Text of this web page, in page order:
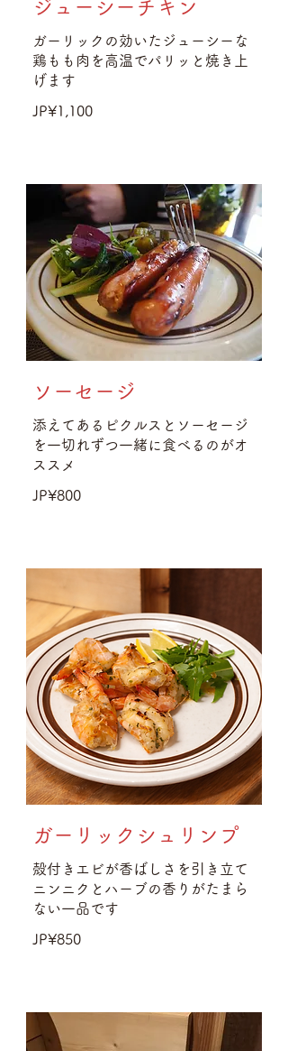
ジューシーチキン
ガーリックの効いたジューシーな
鶏もも肉を高温でパリッと焼き上
げます
JP¥1,100
ソーセージ
添えてあるピクルスとソーセージ
を一切れずつ一緒に食べるのがオ
ススメ
JP¥800
ガーリックシュリンプ
殻付きエビが香ばしさを引き立て
ニンニクとハーブの香りがたまら
ない一品です
JP¥850